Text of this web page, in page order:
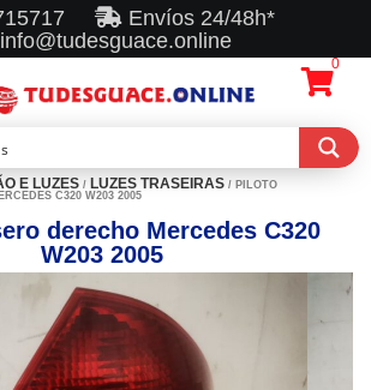
Envíos 24/48h*
info@tudesguace.online
0
E LUZES / LUZES TRASEIRAS / PILOTO
C320 W203 2005
derecho Mercedes C320
W203 2005